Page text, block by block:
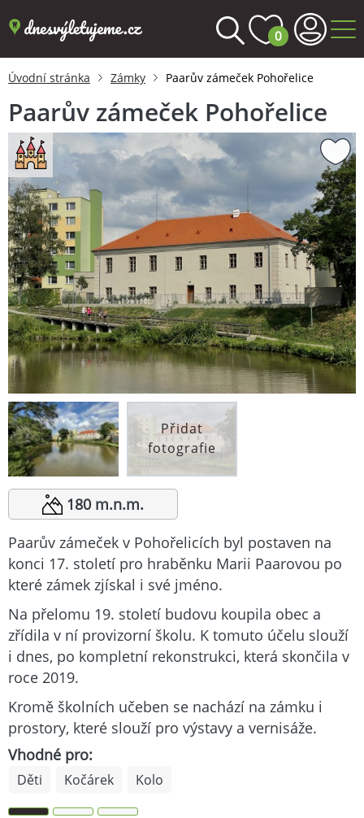
0
Úvodní stránka Zámky Paarův zámeček Pohořelice
Paarův zámeček Pohořelice
Přidat
fotografie
180 m.n.m.
Paarův zámeček v Pohořelicích byl postaven na
konci 17. století pro hraběnku Marii Paarovou po
které zámek zjískal i své jméno.
Na přelomu 19. století budovu koupila obec a
zřídila v ní provizorní školu. K tomuto účelu slouží
i dnes, po kompletní rekonstrukci, která skončila v
roce 2019.
Kromě školních učeben se nachází na zámku i
prostory, které slouží pro výstavy a vernisáže.
Vhodné pro:
Děti Kočárek Kolo